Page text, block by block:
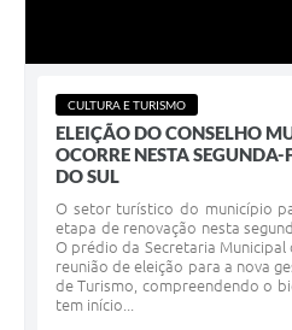
CULTURA E TURISMO
ELEIÇÃO DO CONSELHO
OCORRE NESTA
DO SUL
O setor turístico do município
etapa de renovação nesta
O prédio da Secretaria Municipal
reunião de eleição para a nova
de Turismo, compreendendo o
tem início...